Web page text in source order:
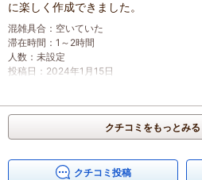
に楽しく作成できました。
混雑具合 ： 空いていた
滞在時間 ： 1～2時間
人数 ： 未設定
投稿日 ： 2024年1月15日
クチコミをもっとみる
クチコミ投稿